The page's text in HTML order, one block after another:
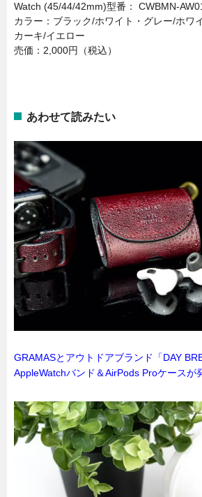
Watch (45/44/42mm)型番： CWBMN-
カラー：ブラック/ホワイト・グレー/ホワ
カーキ/イエロー
売価：2,000円（税込）
あわせて読みたい
GRAMASとアウトドアブランド「DAY
AppleWatchバンド＆AirPods Proケースが